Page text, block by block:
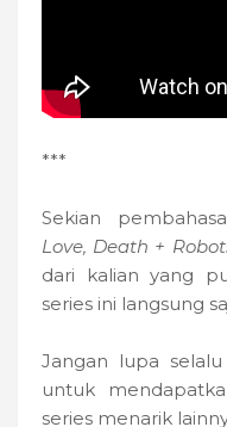
***
Sekian
Love, Death +
dari kalian yang
series ini langsung
Jangan lupa
untuk
series menarik